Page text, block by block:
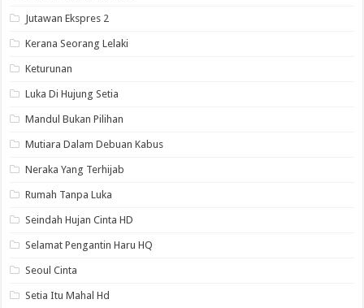
Jutawan Ekspres 2
Kerana Seorang Lelaki
Keturunan
Luka Di Hujung Setia
Mandul Bukan Pilihan
Mutiara Dalam Debuan Kabus
Neraka Yang Terhijab
Rumah Tanpa Luka
Seindah Hujan Cinta HD
Selamat Pengantin Haru HQ
Seoul Cinta
Setia Itu Mahal Hd